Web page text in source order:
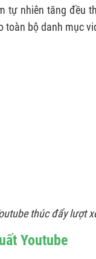
tự nhiên tăng đều
toàn bộ danh mục
thúc đẩy lượt
Youtube